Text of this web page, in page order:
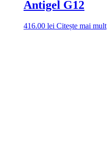
Antigel G12
416.00 lei Citește mai mult